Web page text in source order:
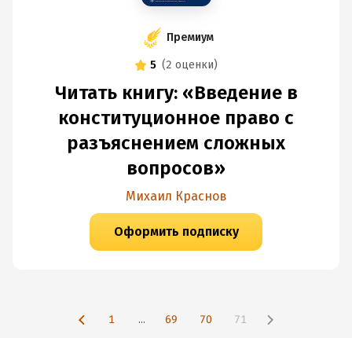
Премиум
5 (2 оценки)
Читать книгу: «Введение в
конституционное право с
разъяснением сложных
вопросов»
Михаил Краснов
Оформить подписку
1 ... 69 70 71